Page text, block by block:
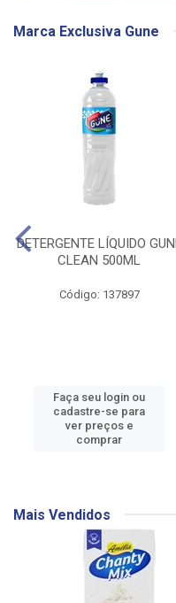
Marca Exclusiva Gune
DETERGENTE LÍQUIDO
CLEAN 500ML
Código: 137897
Faça seu login ou
cadastre-se para
ver preços e
comprar
Mais Vendidos